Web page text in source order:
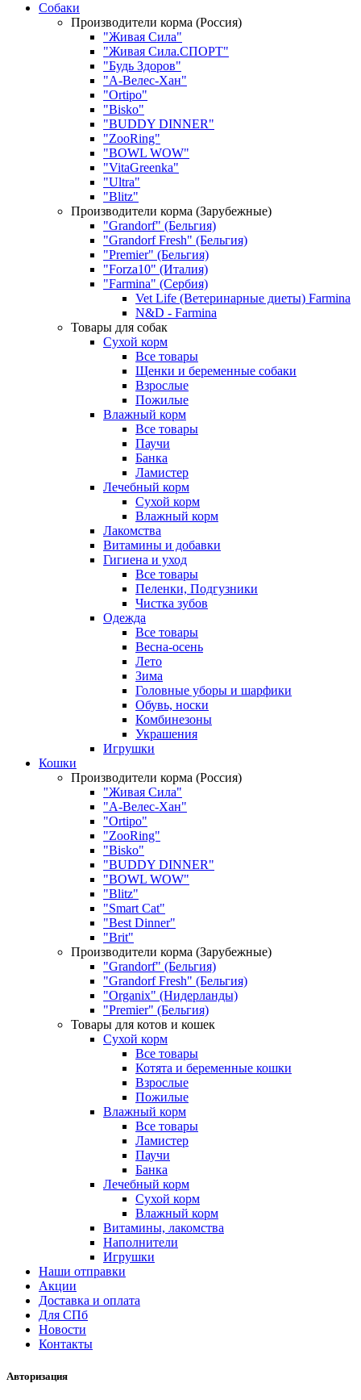
Собаки
Производители корма (Россия)
"Живая Сила"
"Живая Сила.СПОРТ"
"Будь Здоров"
"А-Велес-Хан"
"Ortipo"
"Bisko"
"BUDDY DINNER"
"ZooRing"
"BOWL WOW"
"VitaGreenka"
"Ultra"
"Blitz"
Производители корма (Зарубежные)
"Grandorf" (Бельгия)
"Grandorf Fresh" (Бельгия)
"Premier" (Бельгия)
"Forza10" (Италия)
"Farmina" (Сербия)
Vet Life (Ветеринарные диеты) Farmina
N&D - Farmina
Товары для собак
Сухой корм
Все товары
Щенки и беременные собаки
Взрослые
Пожилые
Влажный корм
Все товары
Паучи
Банка
Ламистер
Лечебный корм
Сухой корм
Влажный корм
Лакомства
Витамины и добавки
Гигиена и уход
Все товары
Пеленки, Подгузники
Чистка зубов
Одежда
Все товары
Весна-осень
Лето
Зима
Головные уборы и шарфики
Обувь, носки
Комбинезоны
Украшения
Игрушки
Кошки
Производители корма (Россия)
"Живая Сила"
"А-Велес-Хан"
"Ortipo"
"ZooRing"
"Bisko"
"BUDDY DINNER"
"BOWL WOW"
"Blitz"
"Smart Cat"
"Best Dinner"
"Brit"
Производители корма (Зарубежные)
"Grandorf" (Бельгия)
"Grandorf Fresh" (Бельгия)
"Organix" (Нидерланды)
"Premier" (Бельгия)
Товары для котов и кошек
Сухой корм
Все товары
Котята и беременные кошки
Взрослые
Пожилые
Влажный корм
Все товары
Ламистер
Паучи
Банка
Лечебный корм
Сухой корм
Влажный корм
Витамины, лакомства
Наполнители
Игрушки
Наши отправки
Акции
Доставка и оплата
Для СПб
Новости
Контакты
Авторизация